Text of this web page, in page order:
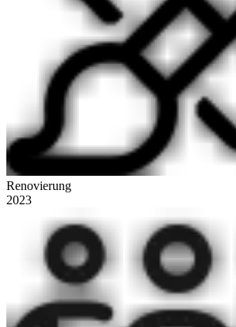
Renovierung
2023